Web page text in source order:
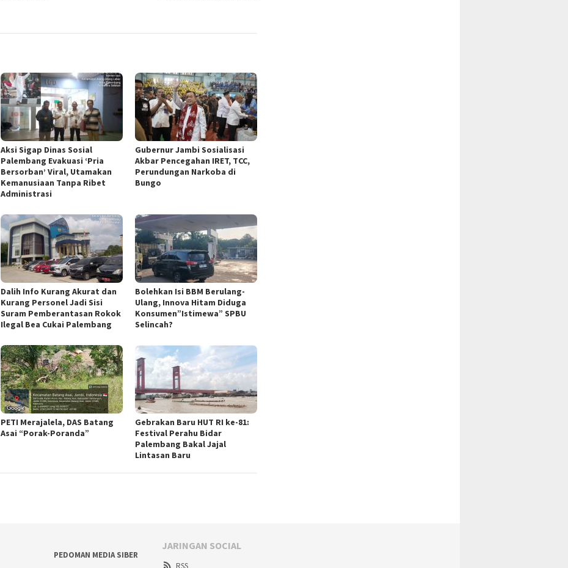
Aksi Sigap Dinas Sosial
Palembang Evakuasi ‘Pria
Bersorban’ Viral, Utamakan
Kemanusiaan Tanpa Ribet
Administrasi
Gubernur Jambi Sosialisasi
Akbar Pencegahan IRET, TCC,
Perundungan Narkoba di
Bungo
Dalih Info Kurang Akurat dan
Kurang Personel Jadi Sisi
Suram Pemberantasan Rokok
Ilegal Bea Cukai Palembang
Bolehkan Isi BBM Berulang-
Ulang, Innova Hitam Diduga
Konsumen”Istimewa” SPBU
Selincah?
PETI Merajalela, DAS Batang
Asai “Porak-Poranda”
Gebrakan Baru HUT RI ke-81:
Festival Perahu Bidar
Palembang Bakal Jajal
Lintasan Baru
PEDOMAN MEDIA SIBER
JARINGAN SOCIAL
RSS